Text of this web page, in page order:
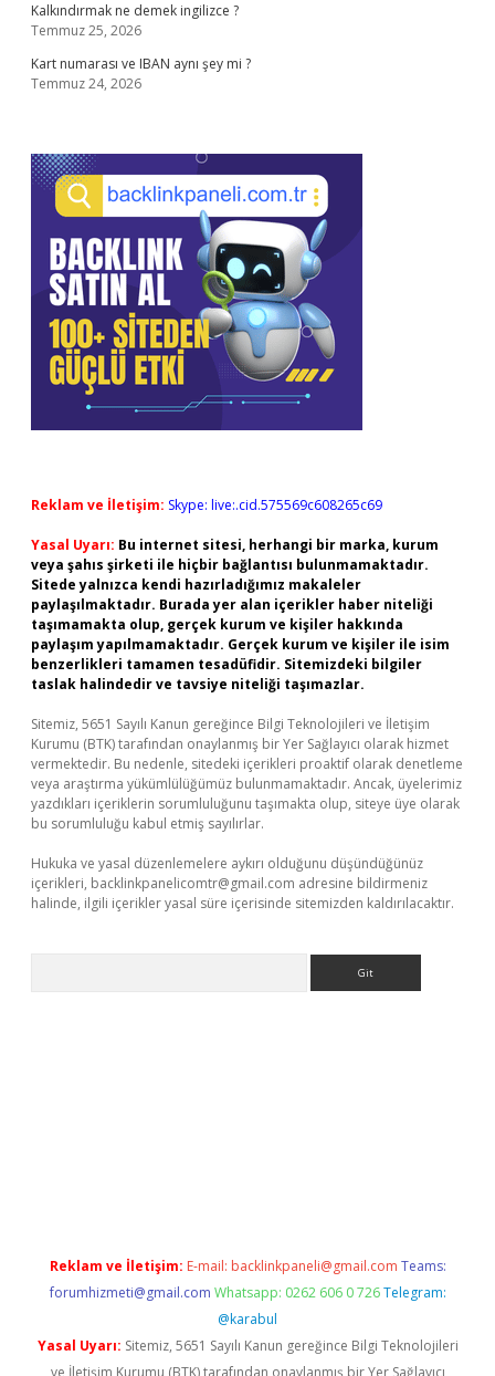
Kalkındırmak ne demek ingilizce ?
Temmuz 25, 2026
Kart numarası ve IBAN aynı şey mi ?
Temmuz 24, 2026
Reklam ve İletişim: Skype: live:.cid.575569c608265c69
Yasal Uyarı: Bu internet sitesi, herhangi bir marka, kurum
veya şahıs şirketi ile hiçbir bağlantısı bulunmamaktadır.
Sitede yalnızca kendi hazırladığımız makaleler
paylaşılmaktadır. Burada yer alan içerikler haber niteliği
taşımamakta olup, gerçek kurum ve kişiler hakkında
paylaşım yapılmamaktadır. Gerçek kurum ve kişiler ile isim
benzerlikleri tamamen tesadüfidir. Sitemizdeki bilgiler
taslak halindedir ve tavsiye niteliği taşımazlar.
Sitemiz, 5651 Sayılı Kanun gereğince Bilgi Teknolojileri ve İletişim
Kurumu (BTK) tarafından onaylanmış bir Yer Sağlayıcı olarak hizmet
vermektedir. Bu nedenle, sitedeki içerikleri proaktif olarak denetleme
veya araştırma yükümlülüğümüz bulunmamaktadır. Ancak, üyelerimiz
yazdıkları içeriklerin sorumluluğunu taşımakta olup, siteye üye olarak
bu sorumluluğu kabul etmiş sayılırlar.
Hukuka ve yasal düzenlemelere aykırı olduğunu düşündüğünüz
içerikleri, backlinkpanelicomtr@gmail.com adresine bildirmeniz
halinde, ilgili içerikler yasal süre içerisinde sitemizden kaldırılacaktır.
Reklam ve İletişim: E-mail: backlinkpaneli@gmail.com Teams:
forumhizmeti@gmail.com Whatsapp: 0262 606 0 726 Telegram:
@karabul
Yasal Uyarı: Sitemiz, 5651 Sayılı Kanun gereğince Bilgi Teknolojileri
ve İletişim Kurumu (BTK) tarafından onaylanmış bir Yer Sağlayıcı